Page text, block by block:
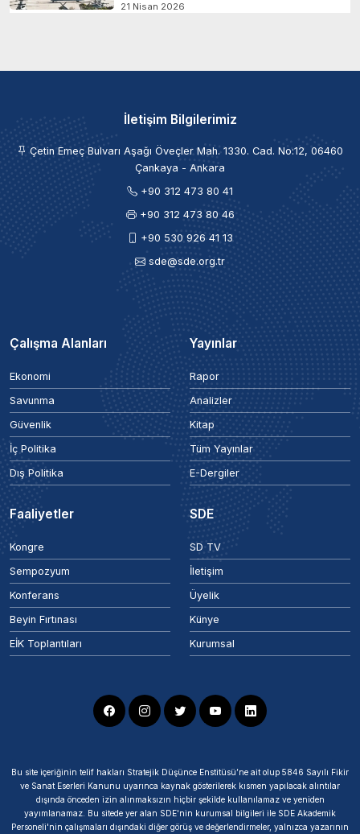
21 Nisan 2026
İletişim Bilgilerimiz
Çetin Emeç Bulvarı Aşağı Öveçler Mah. 1330. Cad. No:12, 06460
Çankaya - Ankara
+90 312 473 80 41
+90 312 473 80 46
+90 530 926 41 13
sde@sde.org.tr
Çalışma Alanları
Ekonomi
Savunma
Güvenlik
İç Politika
Dış Politika
Yayınlar
Rapor
Analizler
Kitap
Tüm Yayınlar
E-Dergiler
Faaliyetler
Kongre
Sempozyum
Konferans
Beyin Fırtınası
EİK Toplantıları
SDE
SD TV
İletişim
Üyelik
Künye
Kurumsal
Bu site içeriğinin telif hakları Stratejik Düşünce Enstitüsü’ne ait olup 5846 Sayılı Fikir
ve Sanat Eserleri Kanunu uyarınca kaynak gösterilerek kısmen yapılacak alıntılar
dışında önceden izin alınmaksızın hiçbir şekilde kullanılamaz ve yeniden
yayımlanamaz. Bu sitede yer alan SDE'nin kurumsal bilgileri ile SDE Akademik
Personeli'nin çalışmaları dışındaki diğer görüş ve değerlendirmeler, yalnızca yazarının